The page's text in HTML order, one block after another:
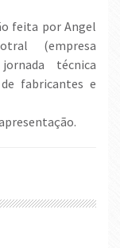
(empresa
técnica
fabricantes e